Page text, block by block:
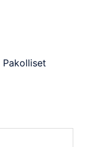
Pakolliset